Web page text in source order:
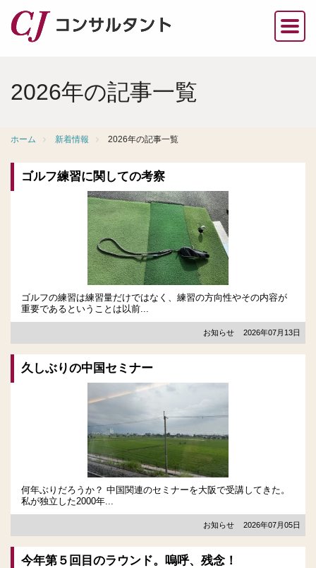
2026年の記事一覧
ホーム 新着情報 2026年の記事一覧
ゴルフ練習に関しての考察
ゴルフの練習は練習量だけではなく、練習の方向性やその内容が
重要であるということは以前...
お知らせ 2026年07月13日
久しぶりの中国セミナー
何年ぶりだろうか？ 中国関連のセミナーを大阪で受講してきた。
私が独立した2000年...
お知らせ 2026年07月05日
今年第５回目のラウンド。嗚呼、残念！